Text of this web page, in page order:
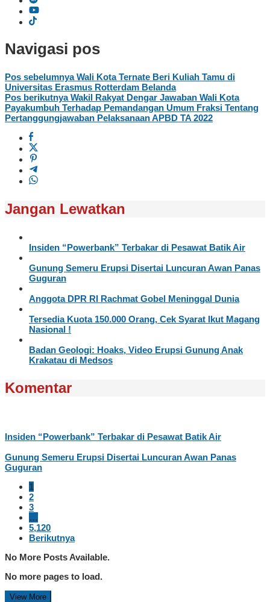
Navigasi pos
Pos sebelumnyaWali Kota Ternate Beri Kuliah Tamu di
Universitas Erasmus Rotterdam Belanda
Pos berikutnyaWakil Rakyat Dengar Jawaban Wali Kota
Payakumbuh Terhadap Pemandangan Umum Fraksi Tentang
Pertanggungjawaban Pelaksanaan APBD TA 2022
Jangan Lewatkan
Insiden “Powerbank” Terbakar di Pesawat Batik Air
Gunung Semeru Erupsi Disertai Luncuran Awan Panas
Guguran
Anggota DPR RI Rachmat Gobel Meninggal Dunia
Tersedia Kuota 150.000 Orang, Cek Syarat Ikut Magang
Nasional !
Badan Geologi: Hoaks, Video Erupsi Gunung Anak
Krakatau di Medsos
Komentar
Insiden “Powerbank” Terbakar di Pesawat Batik Air
Gunung Semeru Erupsi Disertai Luncuran Awan Panas
Guguran
1
2
3
…
5,120
Berikutnya
No More Posts Available.
No more pages to load.
View More